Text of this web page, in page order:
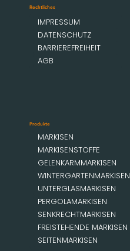
Produkte
MARKISEN
MARKISENSTOFFE
GELENKARMMARKISEN
WINTERGARTENMARKISEN
UNTERGLASMARKISEN
PERGOLAMARKISEN
SENKRECHTMARKISEN
FREISTEHENDE MARKISEN
SEITENMARKISEN
Rechtliches
IMPRESSUM
DATENSCHUTZ
BARRIEREFREIHEIT
AGB